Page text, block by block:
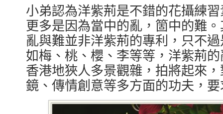
小弟認為洋紫荊是不錯的花攝練
更多是因為當中的亂，箇中的難
亂與難並非洋紫荊的專利，只不
如梅、桃、櫻、李等等，洋紫荊
香港地狹人多景觀雜，拍將起來
鏡、傳情創意等多方面的功夫，